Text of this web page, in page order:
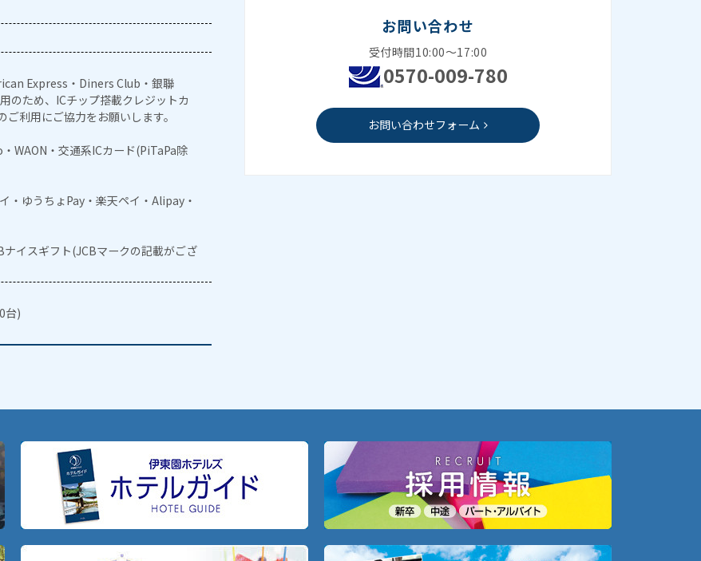
Express・Diners Club・銀聯
のため、ICチップ搭載クレジットカ
利用にご協力をお願いします。
WAON・交通系ICカード(PiTaPa除
・ゆうちょPay・楽天ペイ・Alipay・
イスギフト(JCBマークの記載がござ
台)
お問い合わせ
受付時間10:00～17:00
0570-009-780
お問い合わせフォーム